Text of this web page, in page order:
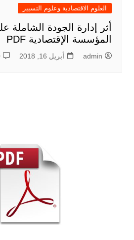
العلوم الاقتصادية وعلوم التسيير
أثر إدارة الجودة الشاملة
المؤسسة الإقتصادیة PDF
admin أبريل 16, 2018